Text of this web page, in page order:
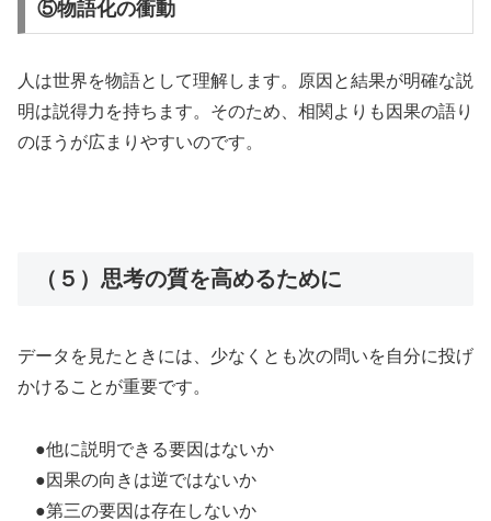
⑤物語化の衝動
人は世界を物語として理解します。原因と結果が明確な説
明は説得力を持ちます。そのため、相関よりも因果の語り
のほうが広まりやすいのです。
（５）思考の質を高めるために
データを見たときには、少なくとも次の問いを自分に投げ
かけることが重要です。
●他に説明できる要因はないか
●因果の向きは逆ではないか
●第三の要因は存在しないか